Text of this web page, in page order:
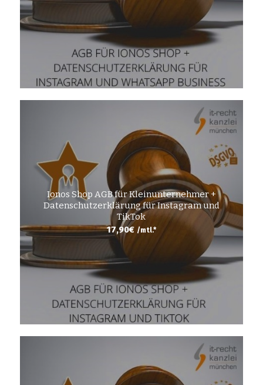
Ionos Shop AGB für Kleinunternehmer +
Datenschutzerklärung für Instagram und
TikTok
17,90€ /mtl.*